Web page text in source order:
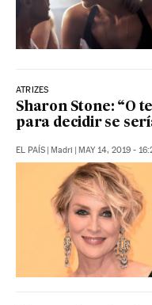
ATRIZES
Sharon Stone: “O
para decidir se
EL PAÍS Madri MAY 14, 2019 -